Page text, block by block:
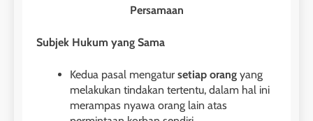
Persamaan
Subjek Hukum yang Sama
Kedua pasal mengatur setiap orang yang
melakukan tindakan tertentu, dalam hal ini
merampas nyawa orang lain atas